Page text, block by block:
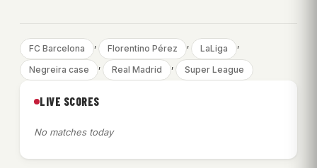
FC Barcelona , Florentino Pérez , LaLiga ,
Negreira case , Real Madrid , Super League
LIVE SCORES
No matches today